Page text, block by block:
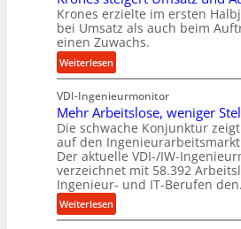
r
j
a
h
Krones erzielte im ersten
bei Umsatz als auch beim
einen Zuwachs.
Weiterlesen:
K
r
o
n
e
s
s
t
e
VDI-Ingenieurmonitor
Mehr Arbeitslose, weniger
Die schwache Konjunktur
auf den
Der aktuelle VDI-/IW-
verzeichnet mit 58.392
Ingenieur- und IT-Berufen
Weiterlesen:
M